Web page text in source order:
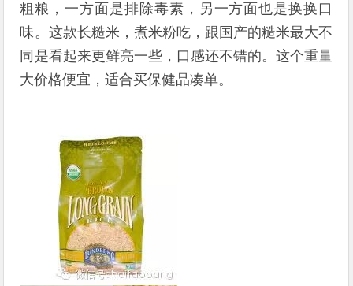
粗粮，一方面是排除毒素，另一方面也是换换口
味。这款长糙米，煮米粉吃，跟国产的糙米最大不
同是看起来更鲜亮一些，口感还不错的。这个重量
大价格便宜，适合买保健品凑单。